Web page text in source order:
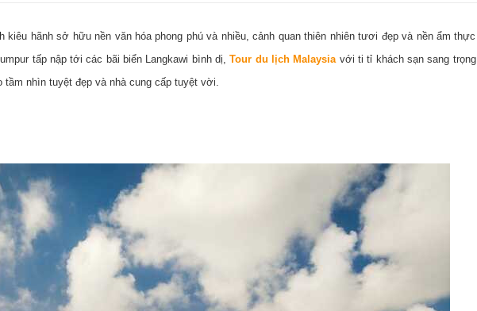
hãnh sở hữu nền văn hóa phong phú và nhiều, cảnh quan thiên nhiên tươi đẹp và nền ẩm thực
tấp nập tới các bãi biển Langkawi bình dị, Tour du lịch Malaysia với ti tỉ khách sạn sang trọng
nhìn tuyệt đẹp và nhà cung cấp tuyệt vời.